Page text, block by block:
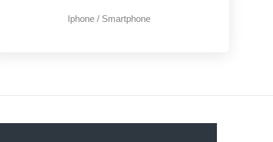
Iphone / Smartphone